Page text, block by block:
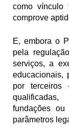
como vínculo
comprove
E, embora o
pela
serviços, a
educacionais,
por terceiros
fundações ou
parâmetros